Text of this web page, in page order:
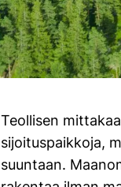
Teollisen
sijoituspaikkoja,
suuntaan.